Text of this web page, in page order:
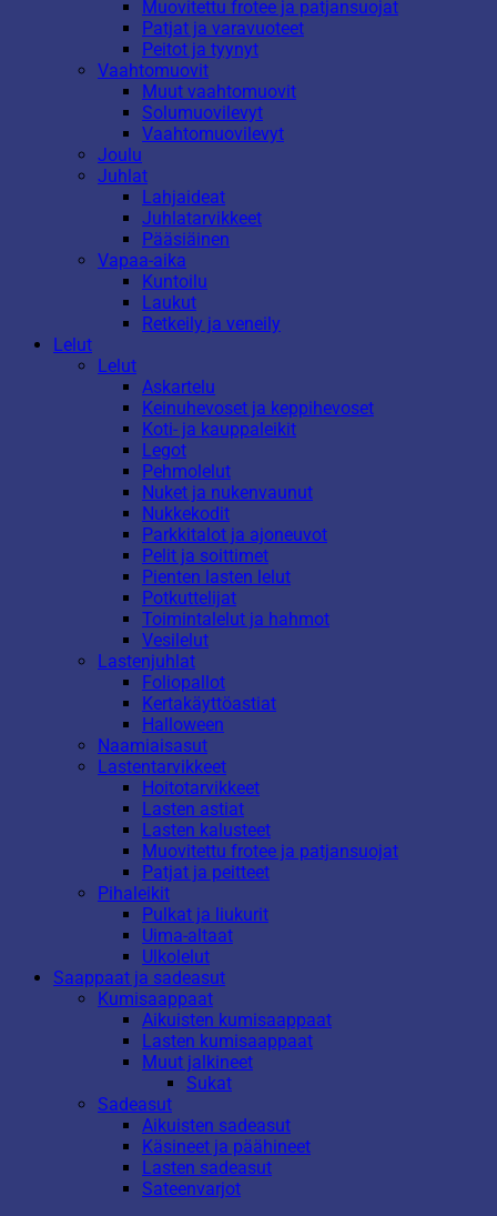
Muovitettu frotee ja patjansuojat
Patjat ja varavuoteet
Peitot ja tyynyt
Vaahtomuovit
Muut vaahtomuovit
Solumuovilevyt
Vaahtomuovilevyt
Joulu
Juhlat
Lahjaideat
Juhlatarvikkeet
Pääsiäinen
Vapaa-aika
Kuntoilu
Laukut
Retkeily ja veneily
Lelut
Lelut
Askartelu
Keinuhevoset ja keppihevoset
Koti- ja kauppaleikit
Legot
Pehmolelut
Nuket ja nukenvaunut
Nukkekodit
Parkkitalot ja ajoneuvot
Pelit ja soittimet
Pienten lasten lelut
Potkuttelijat
Toimintalelut ja hahmot
Vesilelut
Lastenjuhlat
Foliopallot
Kertakäyttöastiat
Halloween
Naamiaisasut
Lastentarvikkeet
Hoitotarvikkeet
Lasten astiat
Lasten kalusteet
Muovitettu frotee ja patjansuojat
Patjat ja peitteet
Pihaleikit
Pulkat ja liukurit
Uima-altaat
Ulkolelut
Saappaat ja sadeasut
Kumisaappaat
Aikuisten kumisaappaat
Lasten kumisaappaat
Muut jalkineet
Sukat
Sadeasut
Aikuisten sadeasut
Käsineet ja päähineet
Lasten sadeasut
Sateenvarjot